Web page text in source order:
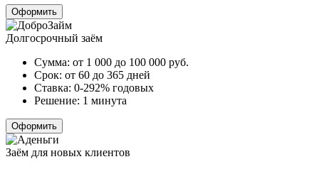
Оформить
Долгосрочный заём
Сумма: от 1 000 до 100 000 руб.
Срок: от 60 до 365 дней
Ставка: 0-292% годовых
Решение: 1 минута
Оформить
Заём для новых клиентов